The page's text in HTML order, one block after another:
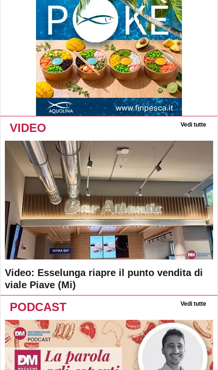
VIDEO Vedi tutte
Video: Esselunga riapre il punto vendita di
viale Piave (Mi)
PODCAST Vedi tutte